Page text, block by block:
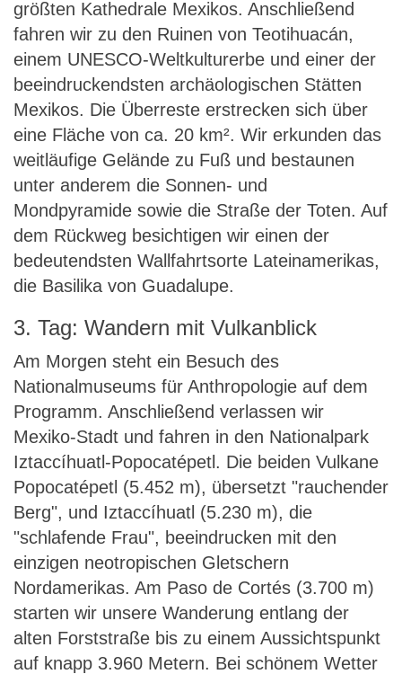
größten Kathedrale Mexikos. Anschließend
fahren wir zu den Ruinen von Teotihuacán,
einem UNESCO-Weltkulturerbe und einer der
beeindruckendsten archäologischen Stätten
Mexikos. Die Überreste erstrecken sich über
eine Fläche von ca. 20 km². Wir erkunden das
weitläufige Gelände zu Fuß und bestaunen
unter anderem die Sonnen- und
Mondpyramide sowie die Straße der Toten. Auf
dem Rückweg besichtigen wir einen der
bedeutendsten Wallfahrtsorte Lateinamerikas,
die Basilika von Guadalupe.
3. Tag: Wandern mit Vulkanblick
Am Morgen steht ein Besuch des
Nationalmuseums für Anthropologie auf dem
Programm. Anschließend verlassen wir
Mexiko-Stadt und fahren in den Nationalpark
Iztaccíhuatl-Popocatépetl. Die beiden Vulkane
Popocatépetl (5.452 m), übersetzt "rauchender
Berg", und Iztaccíhuatl (5.230 m), die
"schlafende Frau", beeindrucken mit den
einzigen neotropischen Gletschern
Nordamerikas. Am Paso de Cortés (3.700 m)
starten wir unsere Wanderung entlang der
alten Forststraße bis zu einem Aussichtspunkt
auf knapp 3.960 Metern. Bei schönem Wetter